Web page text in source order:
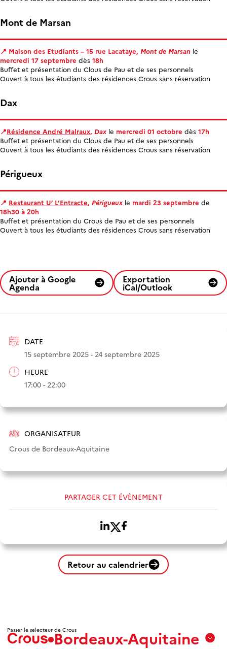
DATE
15 septembre 2025 - 24 septembre 2025
HEURE
17:00 - 22:00
ORGANISATEUR
Crous de Bordeaux-Aquitaine
PARTAGER CET ÉVÈNEMENT
Mont de Marsan
📍 Maison des Etudiants – 15 rue Lacataye, Mont de Marsan le
mercredi 17 septembre dès 18h
Buffet et présentation du Clous de Pau et de ses personnels
Ouvert à tous les étudiants des résidences Crous sans réservation
Dax
📍Résidence André Malraux, Dax le mercredi 01 octobre dès 17h
Buffet et présentation du Clous de Pau et de ses personnels
Ouvert à tous les étudiants des résidences Crous sans réservation
Périgueux
📍 Restaurant U’ L’Entracte, Périgueux le mardi 23 septembre de
18h30 à 20h
Buffet et présentation du Crous de Pau et de ses personnels
Ouvert à tous les étudiants des résidences Crous sans réservation
Ajouter à Google
Agenda
Exportation
iCal/Outlook
Retour au calendrier
Passer le selecteur de CrousBordeaux-Aquitaine